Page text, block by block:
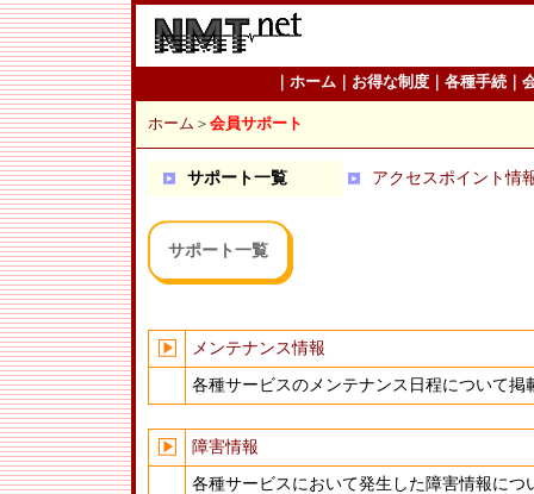
ホーム お得な制度 各種手続
ホーム ＞ 会員サポート
サポート一覧 アクセスポイント情
サポート一覧
メンテナンス情報
各種サービスのメンテナンス日程について掲
障害情報
各種サービスにおいて発生した障害情報につ